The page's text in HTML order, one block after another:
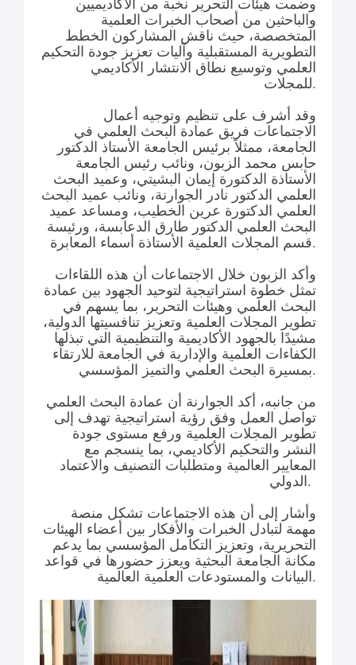
والباحثين من أصحاب الخبرات العلمية
المتخصصة، حيث ناقش المشاركون الخطط
التطويرية المستقبلية وآليات تعزيز جودة التحكيم
العلمي وتوسيع نطاق الانتشار الأكاديمي
للمجلات.
وقد أشرف على تنظيم وتوجيه أعمال
الاجتماعات فريق عمادة البحث العلمي في
الجامعة، ممثلاً برئيس الجامعة الأستاذ الدكتور
حابس محمد الزبون، ونائب رئيس الجامعة
الأستاذة الدكتورة إيمان البشيتي، وعميد البحث
العلمي الدكتور نادر الجوارنة، ونائب عميد البحث
العلمي الدكتورة عرين الخطيب، ومساعد عميد
البحث العلمي الدكتور طارق الدعابسة، ورئيسة
قسم المجلات العلمية الأستاذة أسماء المعابرة.
وأكد الزبون خلال الاجتماعات أن هذه اللقاءات
تمثل خطوة استراتيجية لتوحيد الجهود بين عمادة
البحث العلمي وهيئات التحرير، بما يسهم في
تطوير المجلات العلمية وتعزيز تنافسيتها الدولية،
مشيدًا بالجهود الأكاديمية والتنظيمية التي تبذلها
الكفاءات العلمية والإدارية في الجامعة للارتقاء
بمسيرة البحث العلمي والتميز المؤسسي.
من جانبه، أكد الجوارنة أن عمادة البحث العلمي
تواصل العمل وفق رؤية استراتيجية تهدف إلى
تطوير المجلات العلمية ورفع مستوى جودة
النشر والتحكيم الأكاديمي، بما ينسجم مع
المعايير العالمية ومتطلبات التصنيف والاعتماد
الدولي.
وأشار إلى أن هذه الاجتماعات تشكل منصة
مهمة لتبادل الخبرات والأفكار بين أعضاء الهيئات
التحريرية، وتعزيز التكامل المؤسسي بما يدعم
مكانة الجامعة البحثية ويعزز حضورها في قواعد
البيانات والمستودعات العلمية العالمية.